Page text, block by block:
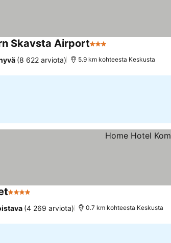
Skavsta Airport3 Tähtiluokitus
(8 622 arviota) 5.9 km kohteesta Keskusta
4 Tähtiluokitus
(4 269 arviota) 0.7 km kohteesta Keskusta